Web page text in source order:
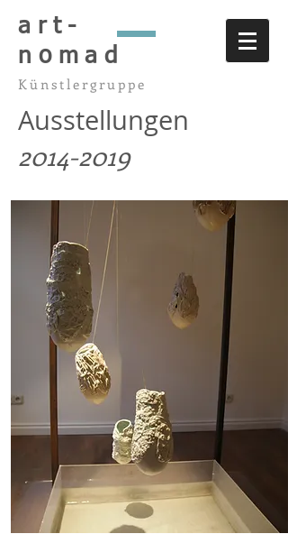
art-
nomad
Künstlergruppe
Ausstellungen
2014-2019